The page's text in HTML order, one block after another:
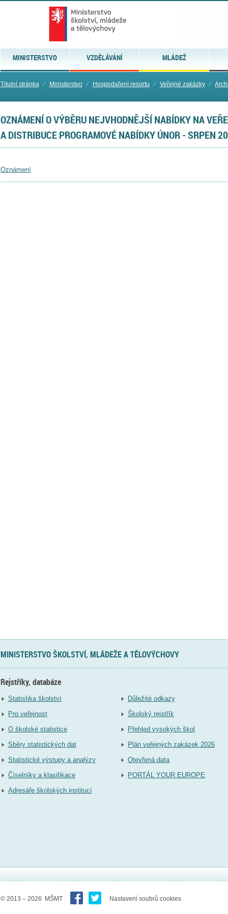
MINISTERSTVO VZDĚLÁVÁNÍ MLÁDEŽ
Titulní stránka ⁄ Ministerstvo ⁄ Hospodaření resortu ⁄ Veřejné zakázky ⁄
OZNÁMENÍ O VÝBĚRU NEJVHODNĚJŠÍ NABÍDKY NA
A DISTRIBUCE PROGRAMOVÉ NABÍDKY ÚNOR - SRPEN
Oznámení
MINISTERSTVO ŠKOLSTVÍ, MLÁDEŽE A TĚLOVÝCHOVY
Rejstříky, databáze
Statistika školství
Pro veřejnost
O školské statistice
Sběry statistických dat
Statistické výstupy a analýzy
Číselníky a klasifikace
Adresáře školských institucí
Důležité odkazy
Školský rejstřík
Přehled vysokých škol
Plán veřejných zakázek 2026
Otevřená data
PORTÁL YOUR EUROPE
© 2013 – 2026 MŠMT Nastavení soubrů cookies